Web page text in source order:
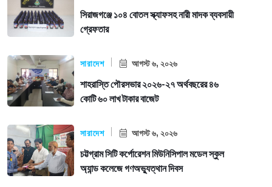
সিরাজগঞ্জে ১০৪ বোতল স্ক্যাফসহ নারী মাদক ব্যবসায়ী
গ্রেফতার
সারাদেশ আগস্ট ৬, ২০২৬
শাহরাস্তি পৌরসভার ২০২৬-২৭ অর্থবছরের ৪৬
কোটি ৬০ লাখ টাকার বাজেট
সারাদেশ আগস্ট ৬, ২০২৬
চট্টগ্রাম সিটি কর্পোরেশন মিউনিসিপাল মডেল স্কুল
অ্যান্ড কলেজে গণঅভ্যুত্থান দিবস